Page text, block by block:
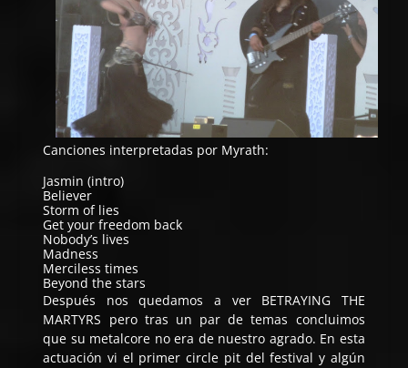
Canciones interpretadas por Myrath:
Jasmin (intro)
Believer
Storm of lies
Get your freedom back
Nobody’s lives
Madness
Merciless times
Beyond the stars
Después nos quedamos a ver BETRAYING THE
MARTYRS pero tras un par de temas concluimos
que su metalcore no era de nuestro agrado. En esta
actuación vi el primer circle pit del festival y algún